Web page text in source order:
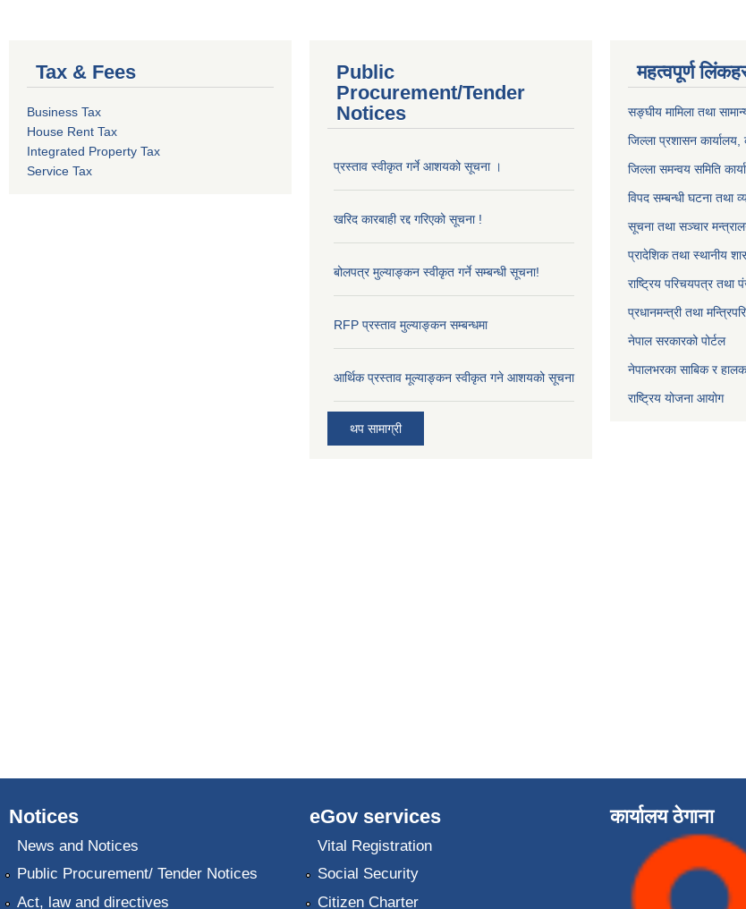
Tax & Fees
Business Tax
House Rent Tax
Integrated Property Tax
Service Tax
Public
Procurement/Tender
Notices
प्रस्ताव स्वीकृत गर्ने आशयको सूचना ।
खरिद कारबाही रद्द गरिएको सूचना !
बोलपत्र मुल्याङ्कन स्वीकृत गर्ने सम्बन्धी सूचना!
RFP प्रस्ताव मुल्याङ्कन सम्बन्धमा
आर्थिक प्रस्ताव मूल्याङ्कन स्वीकृत गने आशयको सूचना
थप सामाग्री
महत्वपूर्ण
सङ्‍घीय मामिला तथा
जिल्ला प्रशासन कार्यालय,
जिल्ला समन्वय समिति
विपद सम्बन्धी घटना तथा
सूचना तथा सञ्चार
प्रादेशिक तथा स्थानीय
राष्ट्रिय परिचयपत्र तथा
प्रधानमन्त्री तथा
नेपाल सरकारको पोर्टल
नेपालभरका साबिक र
राष्ट्रिय योजना आयोग
Notices
News and Notices
Public Procurement/ Tender Notices
Act, law and directives
eGov services
Vital Registration
Social Security
Citizen Charter
कार्यालय ठेगाना